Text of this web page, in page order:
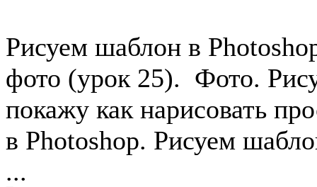
Рисуем шаблон в
фото (урок 25). Фото.
покажу как нарисовать
в Photoshop. Рисуем
...